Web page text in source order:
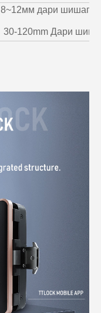
8~12мм дари шишагии
30-120mm Дари